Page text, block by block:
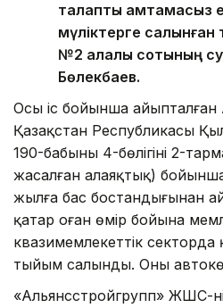
талапты қамтамасыз
мүліктерге
№2 қалалық сотының
Бөлекбаев.
Осы іс бойынша айыпталған
Қазақстан Республикасы
190-бабының 4-бөлігінің 2-
жасалған алаяқтық)
жылға бас бостандығынан
қатар оған өмір бойына
квазимемлекеттік секторда
тыйым салынды. Оның
«Альянсстройгрупп» ЖШС-